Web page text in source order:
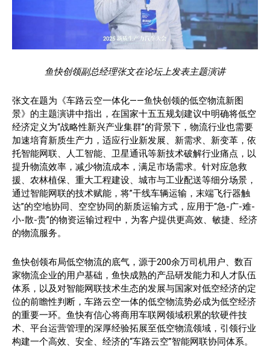
鱼快创领副总经理张文在论坛上发表主题演讲
张文在题为《车路云空一体化——鱼快创领的低空物流新图
景》的主题演讲中指出，在国家十五五规划建议中明确将低空
经济定义为“战略性新兴产业集群”的背景下，物流行业也需要
加速培育新质生产力，适应行业新发展、新需求、新变革，依
托智能网联、人工智能、卫星通讯等新技术破解行业痛点，以
提升物流效率，减少物流成本，满足市场需求。针对应急救
援、农林植保、重大工程建设、城市与工业配送等细分场景，
通过智能网联的技术赋能，将”干线车辆运输，末端飞行器触
达”的空地协同、空空协同的新质运输方式，应用于“急-广-难-
小-散-贵”的物资运输过程中，为客户提供更高效、敏捷、经济
的物流服务。
鱼快创领布局低空物流的底气，源于200余万司机用户、数百
家物流企业的用户基础，鱼快成熟的产品研发能力和人才队伍
体系，以及对智能网联技术生态的发展与国家对低空经济的定
位的前瞻性判断，车路云空一体的低空物流势必成为低空经济
的重要一环。鱼快有信心将商用车联网领域积累的软硬件技
术、平台运营管理的深厚经验拓展至低空物流领域，引领行业
构建一个高效、安全、经济的“车路云空”智能网联协同体系。